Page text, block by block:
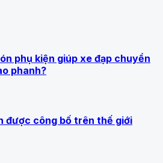
phụ kiện giúp xe đạp chuyển
phanh?
được công bố trên thế giới